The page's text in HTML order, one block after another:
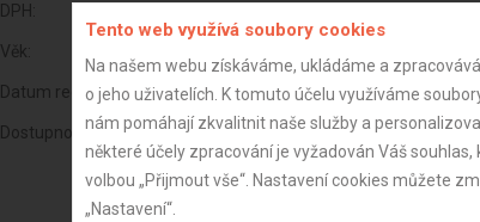
DPH:
Věk:
Datum registrace: 11.10.2014
Dostupnost:
Tento web využívá soubory cookies
Na našem webu získáváme, ukládáme a
o jeho uživatelích. K tomuto účelu využíváme
nám pomáhají zkvalitnit naše služby a
některé účely zpracování je vyžadován Váš souhlas,
volbou „Přijmout vše“. Nastavení cookies můžete
„Nastavení“.